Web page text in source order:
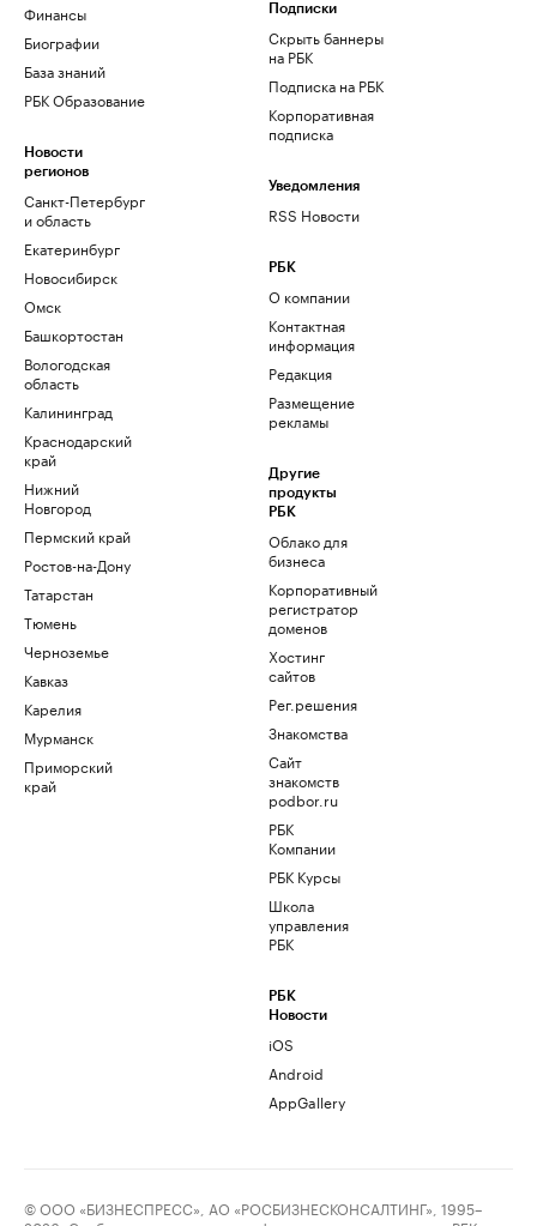
Финансы
Биографии
База знаний
РБК Образование
Новости
регионов
Санкт-Петербург
и область
Екатеринбург
Новосибирск
Омск
Башкортостан
Вологодская
область
Калининград
Краснодарский
край
Нижний
Новгород
Пермский край
Ростов-на-Дону
Татарстан
Тюмень
Черноземье
Кавказ
Карелия
Мурманск
Приморский
край
Подписки
Скрыть баннеры
на РБК
Подписка на РБК
Корпоративная
подписка
Уведомления
RSS Новости
РБК
О компании
Контактная
информация
Редакция
Размещение
рекламы
Другие
продукты
РБК
Облако для
бизнеса
Корпоративный
регистратор
доменов
Хостинг
сайтов
Рег.решения
Знакомства
Сайт
знакомств
podbor.ru
РБК
Компании
РБК Курсы
Школа
управления
РБК
РБК
Новости
iOS
Android
AppGallery
© ООО «БИЗНЕСПРЕСС», АО «РОСБИЗНЕСКОНСАЛТИНГ», 1995–